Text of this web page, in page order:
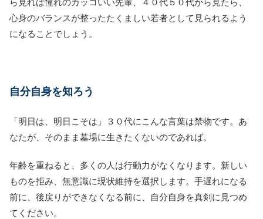
ら見れば憧れのカッコいい先輩、４０代５０代から見たら、
心身のバランスが整ったたくましい若者として見られるよう
になることでしょう。
自分自身を知ろう
「明日は、明日こそは」３０代にこんな言葉は禁物です。あ
なたが、そのまま墓場に生きたくないのであれば。
年齢を重ねると、多くの人は行動力がなくなります。新しい
ものを拒み、無意識に現状維持を選択します。手遅れになる
前に、後戻りができなくなる前に、自分自身を真剣に見つめ
てください。